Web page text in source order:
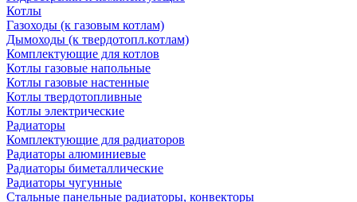
Котлы
Газоходы (к газовым котлам)
Дымоходы (к твердотопл.котлам)
Комплектующие для котлов
Котлы газовые напольные
Котлы газовые настенные
Котлы твердотопливные
Котлы электрические
Радиаторы
Комплектующие для радиаторов
Радиаторы алюминиевые
Радиаторы биметаллические
Радиаторы чугунные
Стальные панельные радиаторы, конвекторы